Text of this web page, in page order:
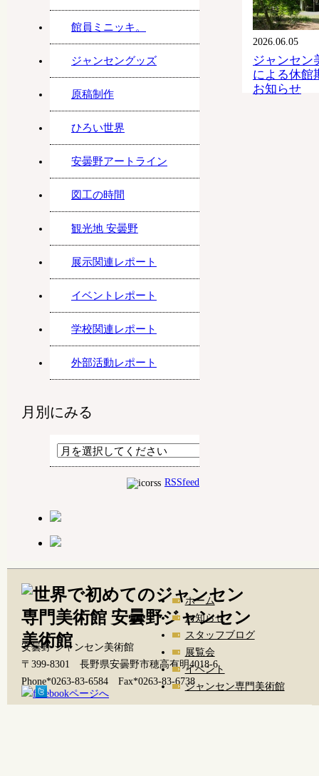
館員ミニッキ。
ジャンセングッズ
原稿制作
ひろい世界
安曇野アートライン
図工の時間
観光地 安曇野
展示関連レポート
イベントレポート
学校関連レポート
外部活動レポート
月別にみる
RSSfeed
2026.06.05
ジャンセン
による休館
お知らせ
安曇野 ジャンセン美術館
〒399-8301 長野県安曇野市穂高有明4018-6
Phone*0263-83-6584 Fax*0263-83-6738
ホーム
お知らせ
スタッフブログ
展覧会
イベント
ジャンセン専門美術館